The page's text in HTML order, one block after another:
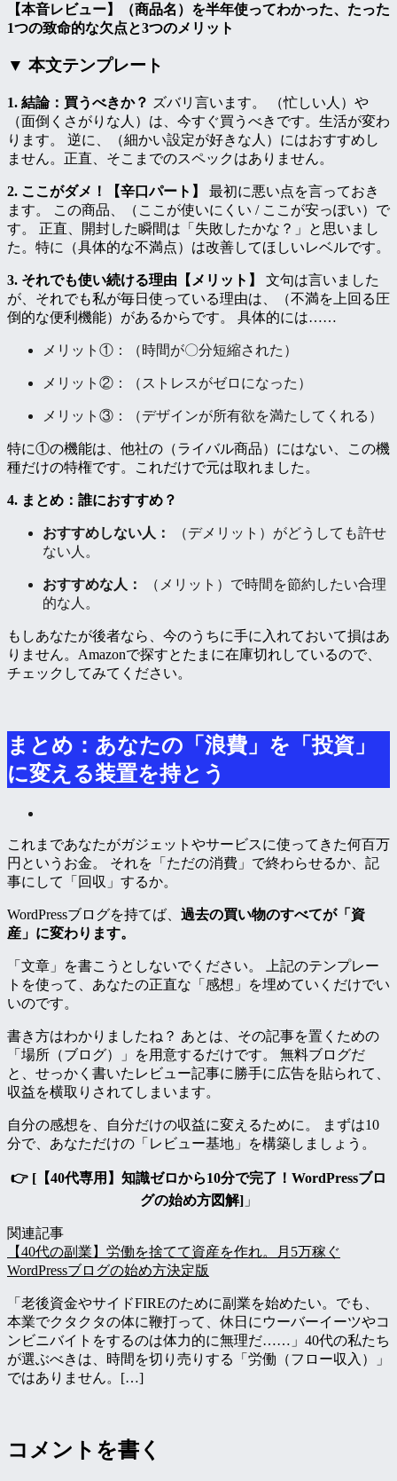
【本音レビュー】（商品名）を半年使ってわかった、たった
1つの致命的な欠点と3つのメリット
▼ 本文テンプレート
1. 結論：買うべきか？ ズバリ言います。 （忙しい人）や
（面倒くさがりな人）は、今すぐ買うべきです。生活が変わ
ります。 逆に、（細かい設定が好きな人）にはおすすめし
ません。正直、そこまでのスペックはありません。
2. ここがダメ！【辛口パート】
最初に悪い点を言っておき
ます。 この商品、（ここが使いにくい / ここが安っぽい）で
す。 正直、開封した瞬間は「失敗したかな？」と思いまし
た。特に（具体的な不満点）は改善してほしいレベルです。
3. それでも使い続ける理由【メリット】
文句は言いました
が、それでも私が毎日使っている理由は、（不満を上回る圧
倒的な便利機能）があるからです。 具体的には……
メリット①：（時間が〇分短縮された）
メリット②：（ストレスがゼロになった）
メリット③：（デザインが所有欲を満たしてくれる）
特に①の機能は、他社の（ライバル商品）にはない、この機
種だけの特権です。これだけで元は取れました。
4. まとめ：誰におすすめ？
おすすめしない人：
（デメリット）がどうしても許せ
ない人。
おすすめな人：
（メリット）で時間を節約したい合理
的な人。
もしあなたが後者なら、今のうちに手に入れておいて損はあ
りません。Amazonで探すとたまに在庫切れしているので、
チェックしてみてください。
まとめ：あなたの「浪費」を「投資」
に変える装置を持とう
これまであなたがガジェットやサービスに使ってきた何百万
円というお金。 それを「ただの消費」で終わらせるか、記
事にして「回収」するか。
WordPressブログを持てば、 過去の買い物のすべてが「資
産」に変わります。
「文章」を書こうとしないでください。 上記のテンプレー
トを使って、あなたの正直な「感想」を埋めていくだけでい
いのです。
書き方はわかりましたね？ あとは、その記事を置くための
「場所（ブログ）」を用意するだけです。 無料ブログだ
と、せっかく書いたレビュー記事に勝手に広告を貼られて、
収益を横取りされてしまいます。
自分の感想を、自分だけの収益に変えるために。 まずは10
分で、あなただけの「レビュー基地」を構築しましょう。
👉 [【40代専用】知識ゼロから10分で完了！WordPressブロ
グの始め方図解]」
関連記事
【40代の副業】労働を捨てて資産を作れ。月5万稼ぐ
WordPressブログの始め方決定版
「老後資金やサイドFIREのために副業を始めたい。でも、
本業でクタクタの体に鞭打って、休日にウーバーイーツやコ
ンビニバイトをするのは体力的に無理だ……」40代の私たち
が選ぶべきは、時間を切り売りする「労働（フロー収入）」
ではありません。[…]
コメントを書く